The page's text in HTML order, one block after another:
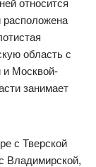
относится
расположена
область с
и Москвой-
занимает
с Тверской
Владимирской,